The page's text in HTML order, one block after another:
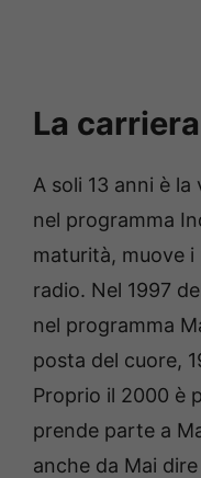
La carriera
A soli 13 anni è
nel programma
maturità, muove i
radio. Nel 1997
nel programma
posta del cuore,
Proprio il 2000 è
prende parte a
anche da Mai